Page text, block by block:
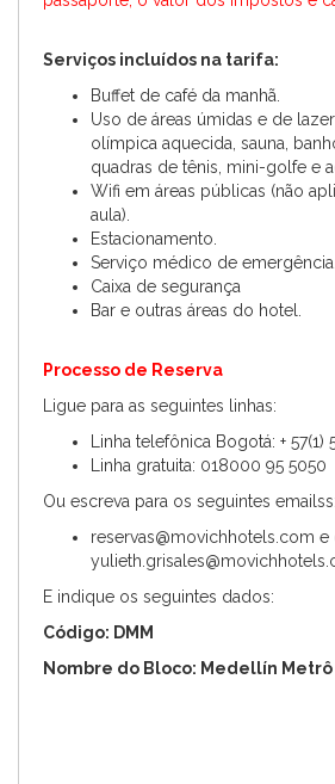
Serviços incluídos na tarifa:
Buffet de café da manhã.
Uso de áreas úmidas e de
olímpica aquecida, sauna,
quadras de tênis, mini-golfe e
Wifi em áreas públicas (não
aula).
Estacionamento.
Serviço médico de emergência.
Caixa de segurança
Bar e outras áreas do hotel.
Processo de Reserva
Ligue para as seguintes linhas:
Linha telefônica Bogotá: + 57(1)
Linha gratuita: 018000 95 5050
Ou escreva para os seguintes emailss:
reservas@movichhotels.com e
E indique os seguintes dados:
Código: DMM
Nombre do Bloco: Medellín Metrô